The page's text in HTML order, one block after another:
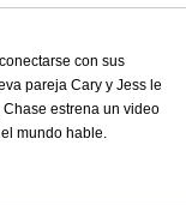
con sus
pareja Cary y Jess le
estrena un video
mundo hable.